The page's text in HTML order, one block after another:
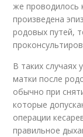
же проводилось
произведена
родовых путей,
В таких случаях
матки после
обычно при
которые
операции
правильное